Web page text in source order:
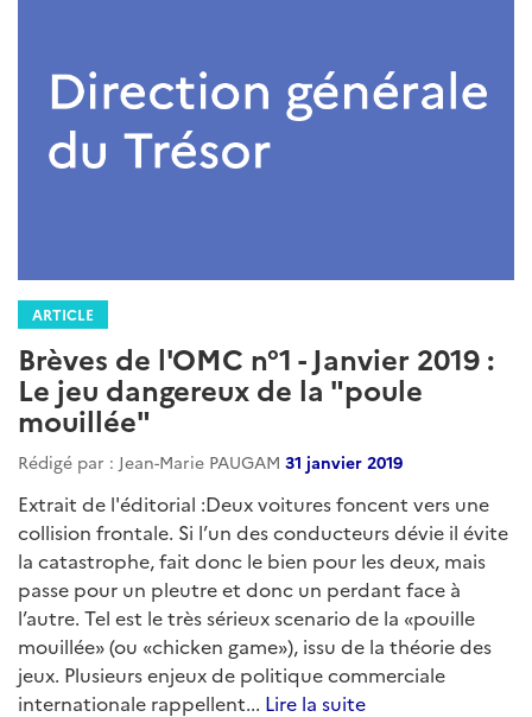
ARTICLE
Brèves de l'OMC n°1 - Janvier 2019 :
Le jeu dangereux de la "poule
mouillée"
Rédigé par : Jean-Marie PAUGAM 31 janvier 2019
Extrait de l'éditorial :Deux voitures foncent vers une
collision frontale. Si l’un des conducteurs dévie il évite
la catastrophe, fait donc le bien pour les deux, mais
passe pour un pleutre et donc un perdant face à
l’autre. Tel est le très sérieux scenario de la «pouille
mouillée» (ou «chicken game»), issu de la théorie des
jeux. Plusieurs enjeux de politique commerciale
internationale rappellent... Lire la suite